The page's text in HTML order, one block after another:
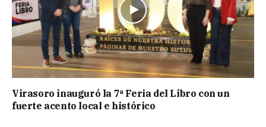
Virasoro inauguró la 7ª Feria del Libro con un
fuerte acento local e histórico